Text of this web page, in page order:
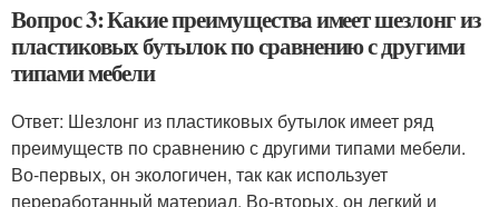
Вопрос 3: Какие преимущества имеет шезлонг из
пластиковых бутылок по сравнению с другими
типами мебели
Ответ: Шезлонг из пластиковых бутылок имеет ряд
преимуществ по сравнению с другими типами мебели.
Во-первых, он экологичен, так как использует
переработанный материал. Во-вторых, он легкий и